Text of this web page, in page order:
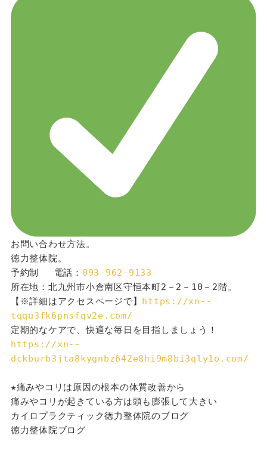
お問い合わせ方法。
徳力整体院。
予約制 　電話： 093-962-9133
所在地：北九州市小倉南区守恒本町2－2－10－2階。
【※詳細はアクセスページで】 https://xn--
tqqu3fk6pnsfqv2e.com/
定期的なケアで、快適な毎日を目指しましょう！
https://xn--
dckburb3jta8kygnbz642e8hi9m8bi3qly1o.com/
★痛みやコリは原因の根本の体質改善から
痛みやコリが起きている方は頭も膨張して大きい
カイロプラクティック徳力整体院のブログ
徳力整体院ブログ